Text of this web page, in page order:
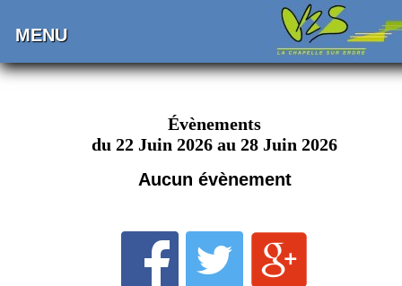
MENU
Évènements
du 22 Juin 2026 au 28 Juin 2026
Aucun évènement